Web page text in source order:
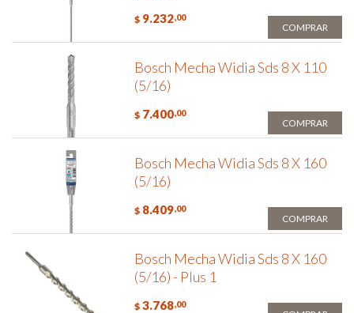
$ 9.232,00
COMPRAR
Bosch Mecha Widia Sds 8 X 110
(5/16)
$ 7.400,00
COMPRAR
Bosch Mecha Widia Sds 8 X 160
(5/16)
$ 8.409,00
COMPRAR
Bosch Mecha Widia Sds 8 X 160
(5/16) - Plus 1
$ 3.768,00